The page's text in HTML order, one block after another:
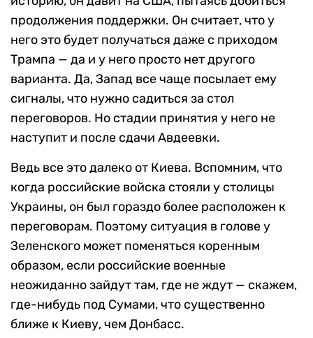
продолжения поддержки. Он считает, что у
него это будет получаться даже с приходом
Трампа — да и у него просто нет другого
варианта. Да, Запад все чаще посылает ему
сигналы, что нужно садиться за стол
переговоров. Но стадии принятия у него не
наступит и после сдачи Авдеевки.
Ведь все это далеко от Киева. Вспомним, что
когда российские войска стояли у столицы
Украины, он был гораздо более расположен к
переговорам. Поэтому ситуация в голове у
Зеленского может поменяться коренным
образом, если российские военные
неожиданно зайдут там, где не ждут — скажем,
где-нибудь под Сумами, что существенно
ближе к Киеву, чем Донбасс.